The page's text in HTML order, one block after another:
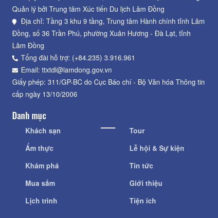
Quản lý bởi Trung tâm Xúc tiến Du lịch Lâm Đồng
Địa chỉ: Tầng 3 khu 9 tầng, Trung tâm Hành chính tỉnh Lâm
Đồng, số 36 Trần Phú, phường Xuân Hương - Đà Lạt, tỉnh
Lâm Đồng
Tổng đài hỗ trợ: (+84.235) 3.916.961
Email: ttxtdl@lamdong.gov.vn
Giấy phép: 311/GP-BC do Cục Báo chí - Bộ Văn hóa Thông tin
cấp ngày 13/10/2006
Danh mục
Khách sạn
Ẩm thực
Khám phá
Mua sắm
Lịch trình
Tour
Lễ hội & Sự kiện
Tin tức
Giới thiệu
Tiện ích